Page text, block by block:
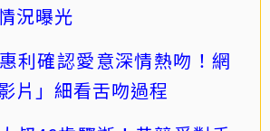
況曝光
利確認愛意深情熱吻！網
片」細看舌吻過程